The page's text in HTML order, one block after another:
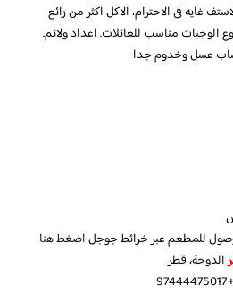
غايه فى الاحترام، الاكل اكثر من رائع
الوجبات مناسب للعائلات. اعداد ولائم.
شاب عسل وخدوم جدا
للمطعم عبر خرائط جوجلاضغط هنا
الدوحة، قطر
+97444475017